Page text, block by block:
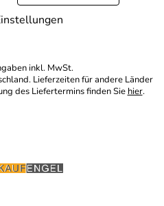
inkl. MwSt.
Lieferzeiten für andere Länder
des Liefertermins finden Sie hier.